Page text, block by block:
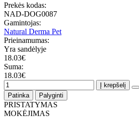
Prekės kodas:
NAD-DOG0087
Gamintojas:
Natural Derma Pet
Prieinamumas:
Yra sandėlyje
18.03€
Suma:
18.03€
Į krepšelį
Patinka
Palyginti
PRISTATYMAS
MOKĖJIMAS